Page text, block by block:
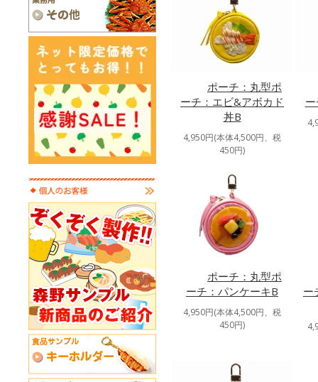
ポーチ：丸型ポ
ーチ：エビ&アボカド
丼B
4,950円(本体4,500円、税
450円)
ポーチ：丸型ポ
ーチ：パンケーキB
4,950円(本体4,500円、税
450円)
ー